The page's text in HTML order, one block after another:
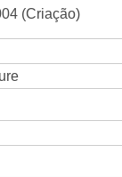
(Criação)